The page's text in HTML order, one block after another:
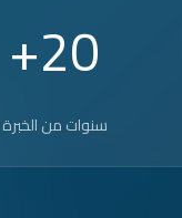
20+
سنوات من الخبرة